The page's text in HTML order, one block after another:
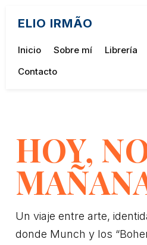
ELIO IRMÃO
Inicio Sobre mí Librería
Contacto
HOY,
Un viaje entre arte,
donde Munch y los